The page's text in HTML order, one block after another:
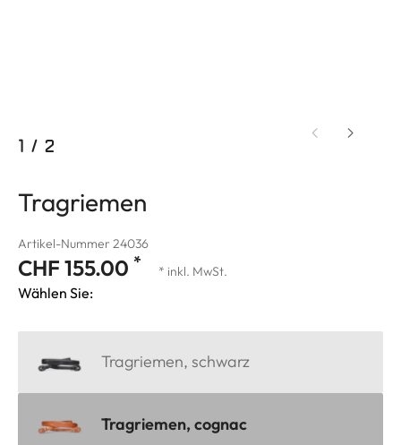
1 / 2
Tragriemen
Artikel-Nummer 24036
CHF 155.00 * * inkl. MwSt.
Wählen Sie:
Tragriemen, schwarz
Tragriemen, cognac